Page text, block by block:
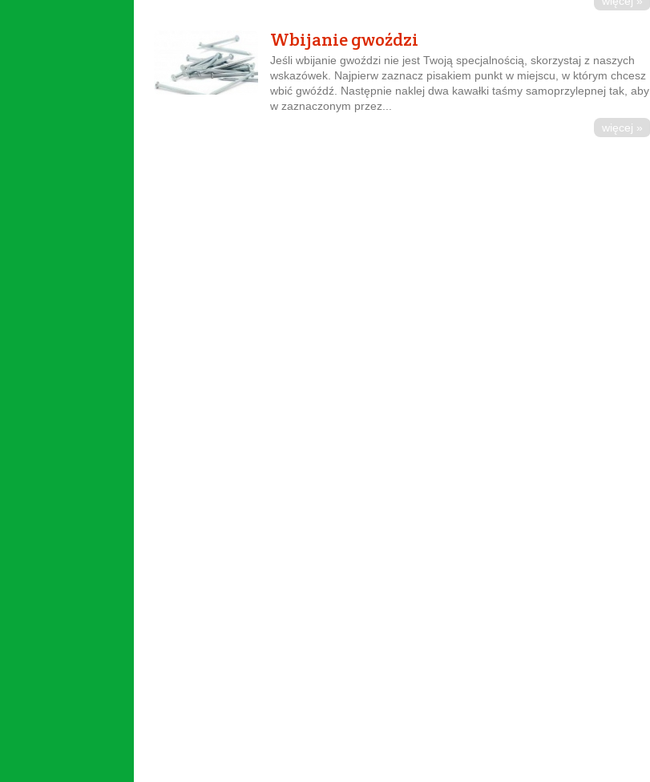
Wbijanie gwoździ
Jeśli wbijanie gwoździ nie jest Twoją specjalnością, skorzystaj z naszych
wskazówek. Najpierw zaznacz pisakiem punkt w miejscu, w którym chcesz
wbić gwóźdź. Następnie naklej dwa kawałki taśmy samoprzylepnej tak, aby
w zaznaczonym przez...
więcej »